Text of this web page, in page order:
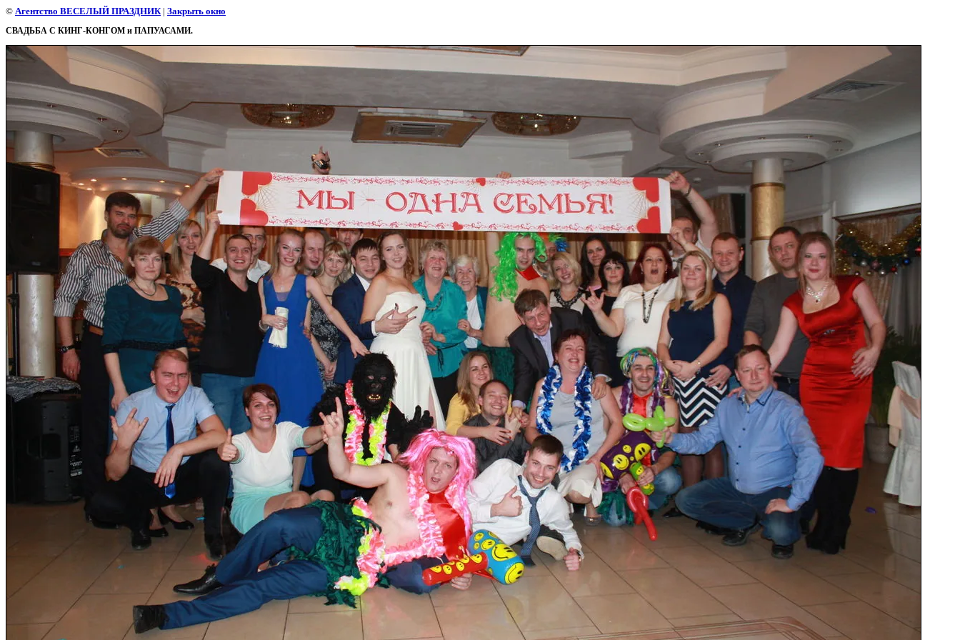
© Агентство ВЕСЕЛЫЙ ПРАЗДНИК| Закрыть окно
СВАДЬБА С КИНГ-КОНГОМ и ПАПУАСАМИ.